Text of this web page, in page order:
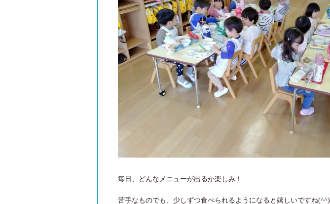
毎日、どんなメニューが出るか楽しみ！
苦手なものでも、少しずつ食べられるようになると嬉しいですね(^^)